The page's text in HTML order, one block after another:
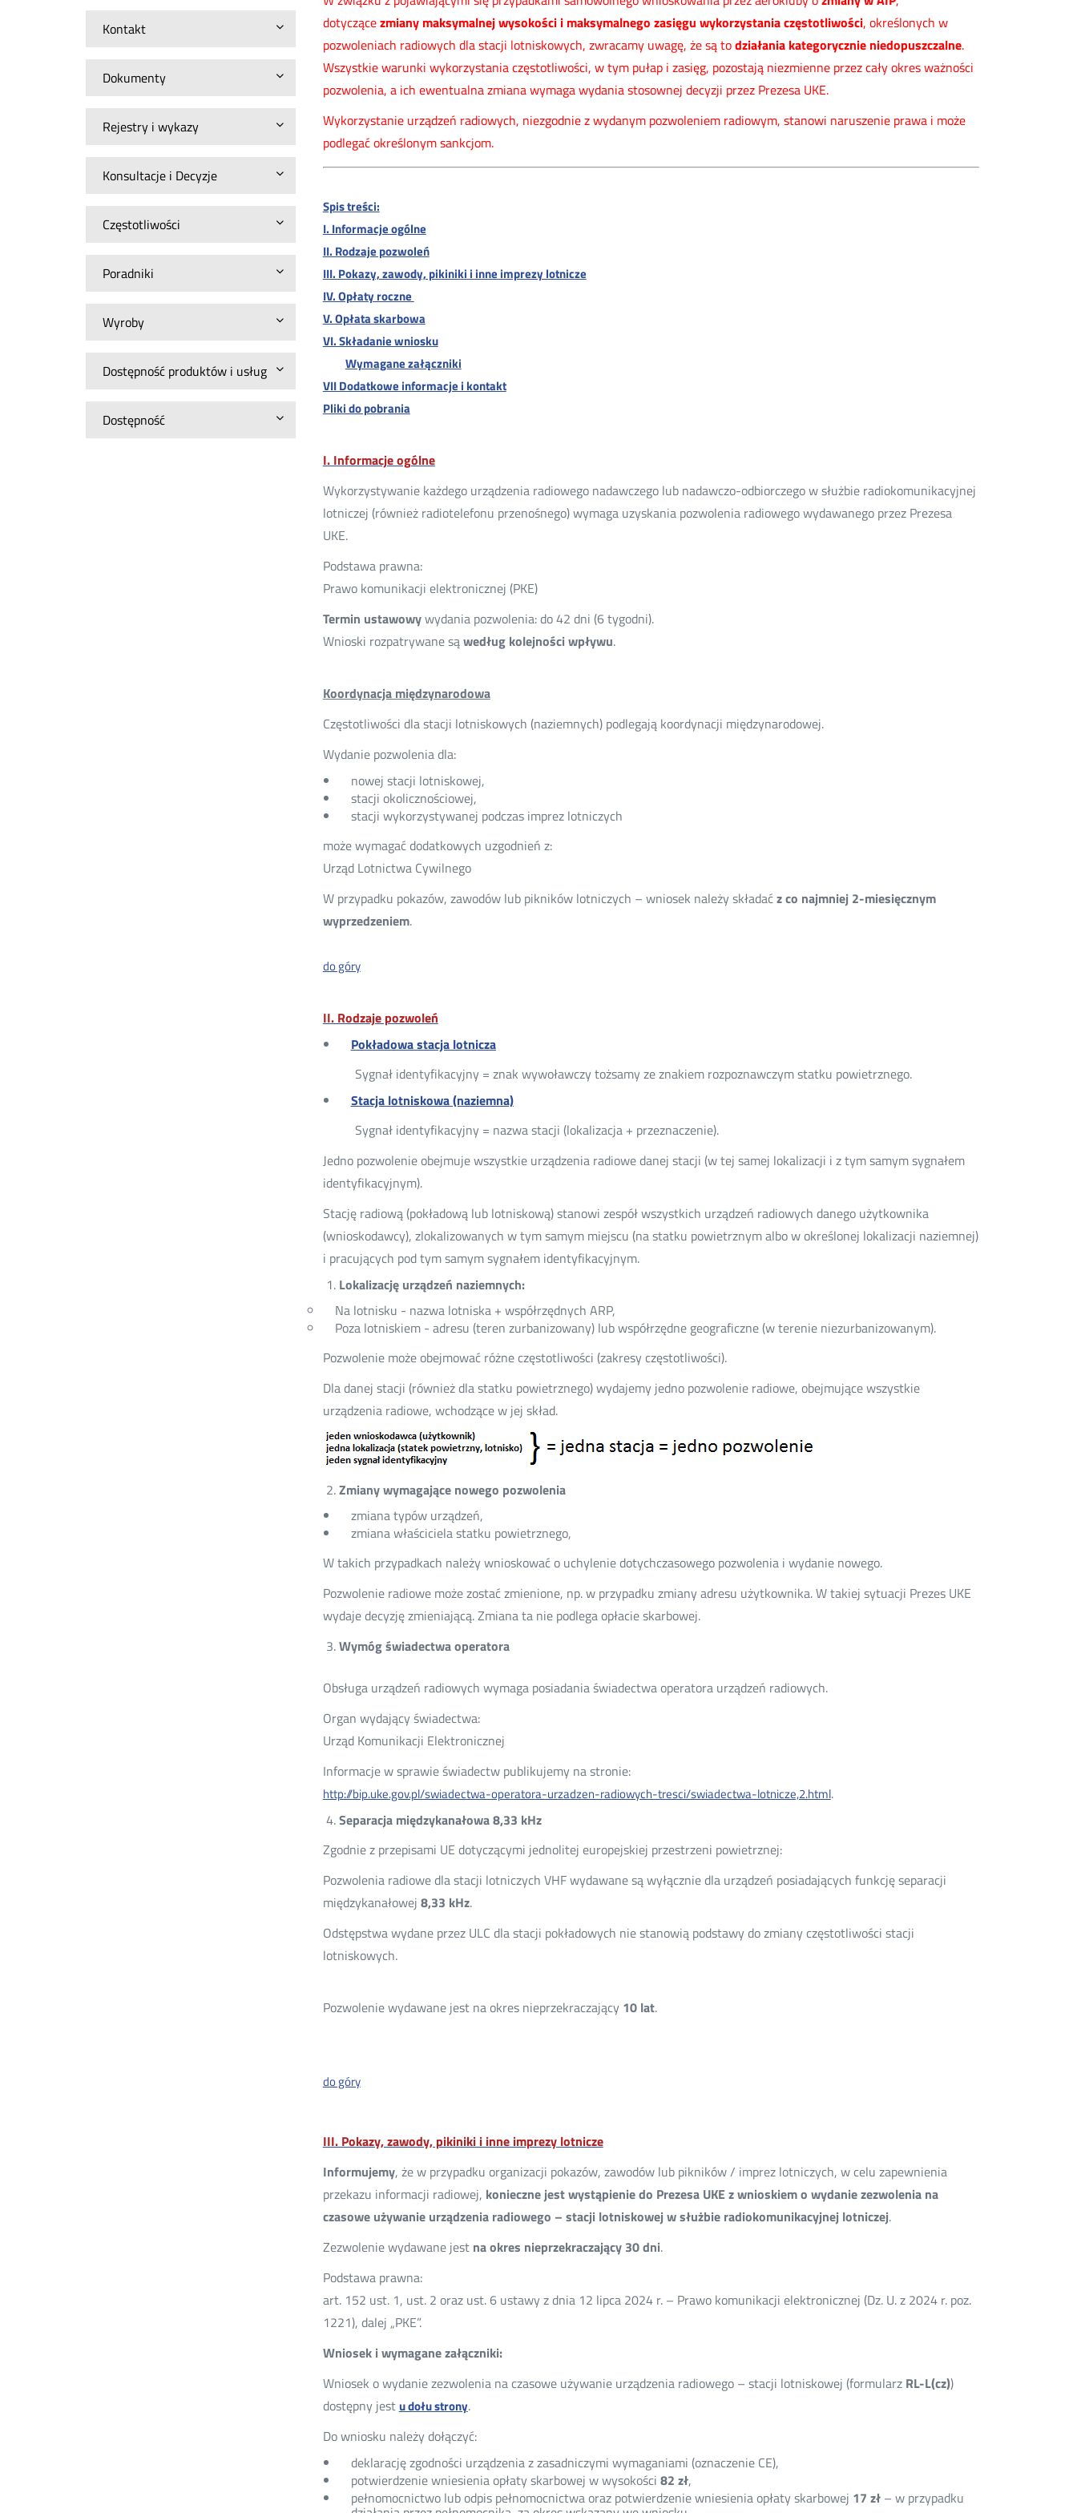
Kontakt
Dokumenty
Rejestry i wykazy
Konsultacje i Decyzje
Częstotliwości
Poradniki
Wyroby
Dostępność produktów i usług
Dostępność
dotyczącezmiany maksymalnej wysokości i maksymalnego zasięgu wykorzystania częstotliwości, określonych w
pozwoleniach radiowych dla stacji lotniskowych, zwracamy uwagę, że są todziałania kategorycznie niedopuszczalne.
Wszystkie warunki wykorzystania częstotliwości, w tym pułap i zasięg, pozostają niezmienne przez cały okres ważności
pozwolenia, a ich ewentualna zmiana wymaga wydania stosownej decyzji przez Prezesa UKE.
Wykorzystanie urządzeń radiowych, niezgodnie z wydanym pozwoleniem radiowym, stanowi naruszenie prawa i może
podlegać określonym sankcjom.
Spis treści:
I. Informacje ogólne
II. Rodzaje pozwoleń
III. Pokazy, zawody, pikiniki i inne imprezy lotnicze
IV. Opłaty roczne
V. Opłata skarbowa
VI. Składanie wniosku
Wymagane załączniki
VII Dodatkowe informacje i kontakt
Pliki do pobrania
I. Informacje ogólne
Wykorzystywanie każdego urządzenia radiowego nadawczego lub nadawczo-odbiorczego w służbie radiokomunikacyjnej
lotniczej (również radiotelefonu przenośnego) wymaga uzyskania pozwolenia radiowego wydawanego przez Prezesa
UKE.
Podstawa prawna:
Prawo komunikacji elektronicznej (PKE)
Termin ustawowywydania pozwolenia: do 42 dni (6 tygodni).
Wnioski rozpatrywane sąwedług kolejności wpływu.
Koordynacja międzynarodowa
Częstotliwości dla stacji lotniskowych (naziemnych) podlegają koordynacji międzynarodowej.
Wydanie pozwolenia dla:
nowej stacji lotniskowej,
stacji okolicznościowej,
stacji wykorzystywanej podczas imprez lotniczych
może wymagać dodatkowych uzgodnień z:
Urząd Lotnictwa Cywilnego
W przypadku pokazów, zawodów lub pikników lotniczych – wniosek należy składaćz co najmniej 2-miesięcznym
wyprzedzeniem.
do góry
II. Rodzaje pozwoleń
Pokładowa stacja lotnicza
Sygnał identyfikacyjny = znak wywoławczy tożsamy ze znakiem rozpoznawczym statku powietrznego.​
Stacja lotniskowa (naziemna)
Sygnał identyfikacyjny = nazwa stacji (lokalizacja + przeznaczenie).
Jedno pozwolenie obejmuje wszystkie urządzenia radiowe danej stacji (w tej samej lokalizacji i z tym samym sygnałem
identyfikacyjnym).
Stację radiową (pokładową lub lotniskową) stanowi zespół wszystkich urządzeń radiowych danego użytkownika
(wnioskodawcy), zlokalizowanych w tym samym miejscu (na statku powietrznym albo w określonej lokalizacji naziemnej)
i pracujących pod tym samym sygnałem identyfikacyjnym.
Lokalizację urządzeń naziemnych:
Na lotnisku - nazwa lotniska + współrzędnych ARP,
Poza lotniskiem - adresu (teren zurbanizowany) lub współrzędne geograficzne (w terenie niezurbanizowanym).
Pozwolenie może obejmować różne częstotliwości (zakresy częstotliwości).
Dla danej stacji (również dla statku powietrznego) wydajemy jedno pozwolenie radiowe, obejmujące wszystkie
urządzenia radiowe, wchodzące w jej skład.
Zmiany wymagające nowego pozwolenia
zmiana typów urządzeń,
zmiana właściciela statku powietrznego,
W takich przypadkach należy wnioskować o uchylenie dotychczasowego pozwolenia i wydanie nowego.
Pozwolenie radiowe może zostać zmienione, np. w przypadku zmiany adresu użytkownika. W takiej sytuacji Prezes UKE
wydaje decyzję zmieniającą. Zmiana ta nie podlega opłacie skarbowej.
Wymóg świadectwa operatora
Obsługa urządzeń radiowych wymaga posiadania świadectwa operatora urządzeń radiowych.
Organ wydający świadectwa:
Urząd Komunikacji Elektronicznej
Informacje w sprawie świadectw publikujemy na stronie:
http://bip.uke.gov.pl/swiadectwa-operatora-urzadzen-radiowych-tresci/swiadectwa-lotnicze,2.html.
Separacja międzykanałowa 8,33 kHz
Zgodnie z przepisami UE dotyczącymi jednolitej europejskiej przestrzeni powietrznej:
Pozwolenia radiowe dla stacji lotniczych VHF wydawane są wyłącznie dla urządzeń posiadających funkcję separacji
międzykanałowej 8,33 kHz.
Odstępstwa wydane przez ULC dla stacji pokładowych nie stanowią podstawy do zmiany częstotliwości stacji
lotniskowych.
Pozwolenie wydawane jest na okres nieprzekraczający 10 lat.
do góry
III. Pokazy, zawody, pikiniki i inne imprezy lotnicze
Informujemy, że w przypadku organizacji pokazów, zawodów lub pikników / imprez lotniczych, w celu zapewnienia
przekazu informacji radiowej, konieczne jest wystąpienie do Prezesa UKE z wnioskiem o wydanie zezwolenia na
czasowe używanie urządzenia radiowego – stacji lotniskowej w służbie radiokomunikacyjnej lotniczej.
Zezwolenie wydawane jest na okres nieprzekraczający 30 dni.
Podstawa prawna:
art. 152 ust. 1, ust. 2 oraz ust. 6 ustawy z dnia 12 lipca 2024 r. – Prawo komunikacji elektronicznej (Dz. U. z 2024 r. poz.
1221), dalej „PKE”.
Wniosek i wymagane załączniki:
Wniosek o wydanie zezwolenia na czasowe używanie urządzenia radiowego – stacji lotniskowej (formularz RL-L(cz))
dostępny jestu dołu strony.
Do wniosku należy dołączyć:
deklarację zgodności urządzenia z zasadniczymi wymaganiami (oznaczenie CE),
potwierdzenie wniesienia opłaty skarbowej w wysokości 82 zł,
pełnomocnictwo lub odpis pełnomocnictwa oraz potwierdzenie wniesienia opłaty skarbowej 17 zł– w przypadku